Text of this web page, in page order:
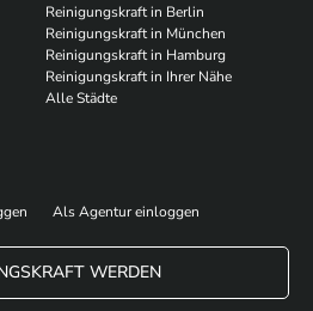
Reinigungskraft in Berlin
Reinigungskraft in München
Reinigungskraft in Hamburg
Reinigungskraft in Ihrer Nähe
Alle Städte
Als Agentur einloggen
WERDEN